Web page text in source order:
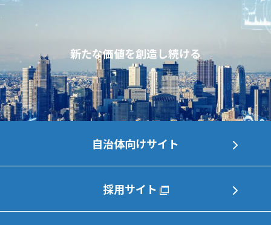
新たな価値を創造し続ける
自治体向けサイト
採用サイト